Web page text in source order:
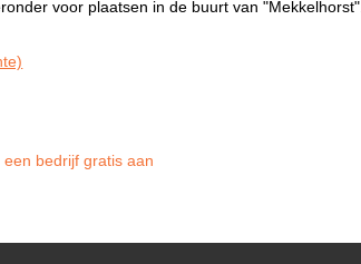
voor plaatsen in de buurt van "Mekkelhorst".
een bedrijf gratis aan